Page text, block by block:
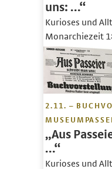
uns: …“
Kurioses und
Monarchiezeit
2.11. –
„Aus
…“
Kurioses und